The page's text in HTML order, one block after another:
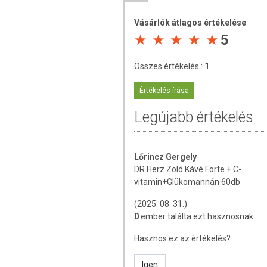
zöld kávé kivonat (klorogénsav
citrát (cink), króm-pikolinát
gátló anyag (mikrokristályos
Forgalmazza: Dr. Herz
Az étrend-kiegészítő fogyasztása
egészséges életmódot. A
kismamáknak, koffeinre
szívbetegeknek nem ajánlott!
Vásárlók átlagos értékelése
5
Összes értékelés : 1
Értékelés írása
Legújabb értékelés
Lőrincz Gergely
DR Herz Zöld Kávé Forte + C-
vitamin+Glükomannán 60db
(2025. 08. 31.)
0ember találta ezt hasznosnak
Hasznos ez az értékelés?
Igen